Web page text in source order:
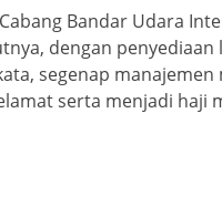
Cabang Bandar Udara
dengan
segenap
serta menjadi haji